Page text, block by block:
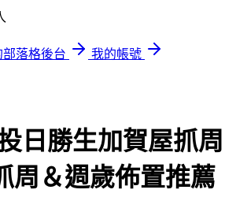
部落格後台
我的帳號
日勝生加賀屋抓周
周＆週歲佈置推薦